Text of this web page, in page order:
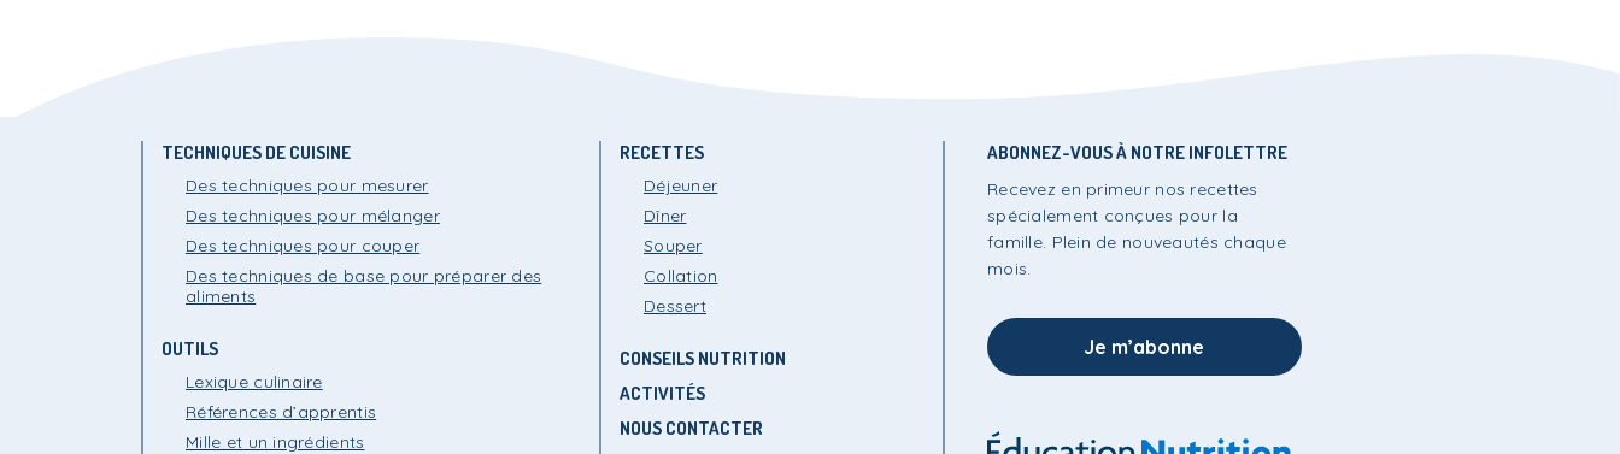
TECHNIQUES DE CUISINE
Des techniques pour mesurer
Des techniques pour mélanger
Des techniques pour couper
Des techniques de base pour préparer des
aliments
OUTILS
Lexique culinaire
Références d’apprentis
Mille et un ingrédients
RECETTES
Déjeuner
Dîner
Souper
Collation
Dessert
CONSEILS NUTRITION
ACTIVITÉS
NOUS CONTACTER
ABONNEZ-VOUS À NOTRE INFOLETTRE
Recevez en primeur nos recettes
spécialement conçues pour la
famille. Plein de nouveautés chaque
mois.
Je m’abonne